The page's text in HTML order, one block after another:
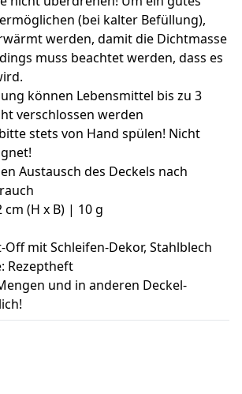
(bei kalter Befüllung),
werden, damit die Dichtmasse
muss beachtet werden, dass es
können Lebensmittel bis zu 3
verschlossen werden
stets von Hand spülen! Nicht
Austausch des Deckels nach
cm (H x B) | 10 g
Off mit Schleifen-Dekor, Stahlblech
Rezeptheft
und in anderen Deckel-